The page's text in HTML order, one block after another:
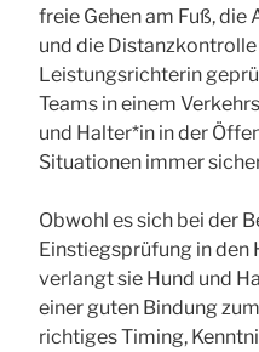
freie Gehen am Fuß,
und die
Leistungsrichterin
Teams in einem
und Halter*in in der
Situationen immer
Obwohl es sich bei der
Einstiegsprüfung in den
verlangt sie Hund und
einer guten Bindung
richtiges Timing,